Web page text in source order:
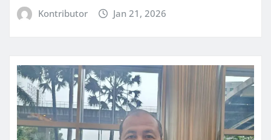
Kontributor Jan 21, 2026